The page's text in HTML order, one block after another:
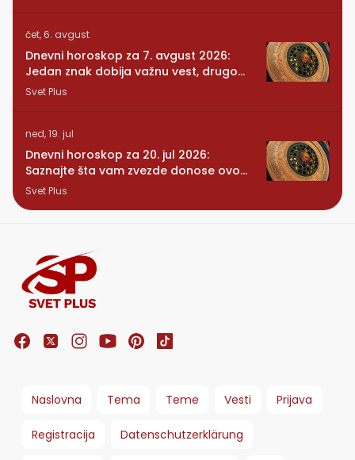
čet, 6. avgust
Dnevni horoskop za 7. avgust 2026:
Jedan znak dobija važnu vest, drugom
se vraća osoba iz prošlosti
Svet Plus
ned, 19. jul
Dnevni horoskop za 20. jul 2026:
Saznajte šta vam zvezde donose ovog
ponedeljka
Svet Plus
Naslovna Tema Teme Vesti Prijava
Registracija Datenschutzerklärung